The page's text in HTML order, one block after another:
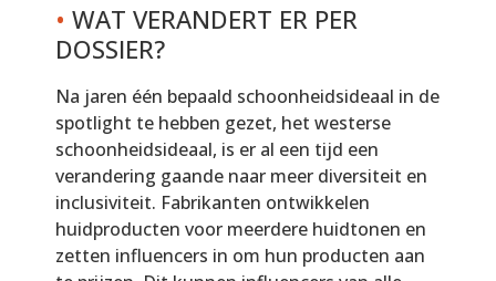
• WAT VERANDERT ER PER
DOSSIER?
Na jaren één bepaald schoonheidsideaal in de
spotlight te hebben gezet, het westerse
schoonheidsideaal, is er al een tijd een
verandering gaande naar meer diversiteit en
inclusiviteit. Fabrikanten ontwikkelen
huidproducten voor meerdere huidtonen en
zetten influencers in om hun producten aan